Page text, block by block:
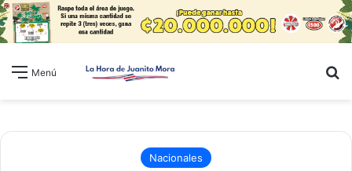
Menú
Nacionales